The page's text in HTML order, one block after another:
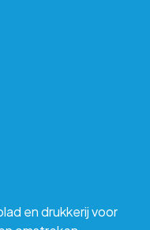
en drukkerij voor